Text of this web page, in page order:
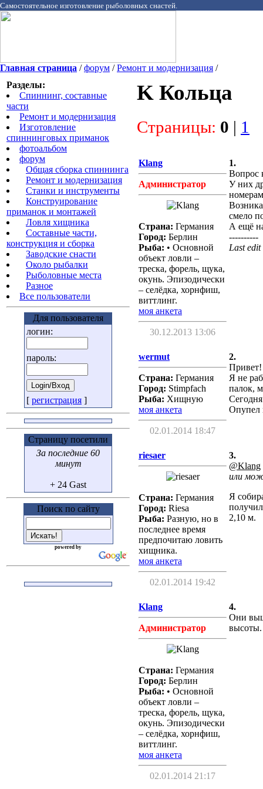
Самостоятельное изготовление рыболовных снастей.
Главная страница /форум /Ремонт и модернизация /
Разделы:
Спиннинг, составные
части
Ремонт и модернизация
Изготовление
спиннинговых приманок
фотоальбом
форум
Общая сборка спиннинга
Ремонт и модернизация
Станки и инструменты
Конструирование
приманок и монтажей
Ловля хищника
Cоставные части,
конструкция и сборка
Заводские снасти
Около рыбалки
Рыболовные места
Разное
Все пользователи
Для пользователя
логин:
пароль:
[ регистрация ]
Страницу посетили
За последние 60
минут
+ 24 Gast
Поиск по сайту
powered by
K Кольца
Страницы: 0 | 1
Klang
Администратор
Страна: Германия
Город: Берлин
Рыба: • Основной
объект ловли –
треска, форель, щука,
окунь. Эпизодически
– селёдка, хорнфиш,
виттлинг.
моя анкета
30.12.2013 13:06
1.
Вопрос
У них
смело
А ещё
----------
Last
wermut
Страна: Германия
Город: Stimpfach
Рыба: Хищную
моя анкета
02.01.2014 18:47
2.
Привет!
Я не
палок,
Опупел
riesaer
Страна: Германия
Город: Riesa
Рыба: Разную, но в
последнее время
предпочитаю ловить
хищника.
моя анкета
02.01.2014 19:42
3.
@Klang
или
Я
2,10 м.
Klang
Администратор
Страна: Германия
Город: Берлин
Рыба: • Основной
объект ловли –
треска, форель, щука,
окунь. Эпизодически
– селёдка, хорнфиш,
виттлинг.
моя анкета
02.01.2014 21:17
4.
Они
высоты.